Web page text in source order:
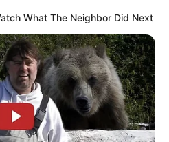
What The Neighbor Did Next